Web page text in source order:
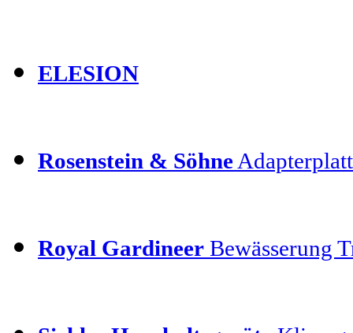
ELESION
Rosenstein & Söhne
Royal Gardineer Bewässerung